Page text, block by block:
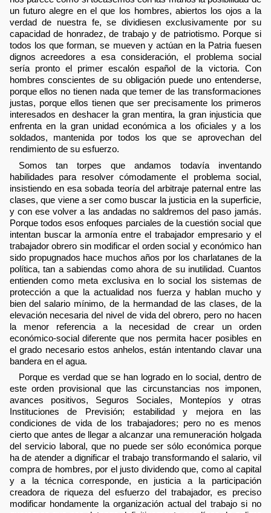
un futuro alegre en el que los hombres, abiertos los ojos a la
verdad de nuestra fe, se dividiesen exclusivamente por su
capacidad de honradez, de trabajo y de patriotismo. Porque si
todos los que forman, se mueven y actúan en la Patria fuesen
dignos acreedores a esa consideración, el problema social
sería pronto el primer escalón español de la victoria. Con
hombres conscientes de su obligación puede uno entenderse,
porque ellos no tienen nada que temer de las transformaciones
justas, porque ellos tienen que ser precisamente los primeros
interesados en deshacer la gran mentira, la gran injusticia que
enfrenta en la gran unidad económica a los oficiales y a los
soldados, mantenida por todos los que se aprovechan del
rendimiento de su esfuerzo.
Somos tan torpes que andamos todavía inventando
habilidades para resolver cómodamente el problema social,
insistiendo en esa sobada teoría del arbitraje paternal entre las
clases, que viene a ser como buscar la justicia en la superficie,
y con ese volver a las andadas no saldremos del paso jamás.
Porque todos esos enfoques parciales de la cuestión social que
intentan buscar la armonía entre el trabajador empresario y el
trabajador obrero sin modificar el orden social y económico han
sido propugnados hace muchos años por los charlatanes de la
política, tan a sabiendas como ahora de su inutilidad. Cuantos
entienden como meta exclusiva en lo social los sistemas de
protección a que la actualidad nos fuerza y hablan mucho y
bien del salario mínimo, de la hermandad de las clases, de la
elevación necesaria del nivel de vida del obrero, pero no hacen
la menor referencia a la necesidad de crear un orden
económico-social diferente que nos permita hacer posibles en
el grado necesario estos anhelos, están intentando clavar una
bandera en el agua.
Porque es verdad que se han logrado en lo social, dentro de
este orden provisional que las circunstancias nos imponen,
avances positivos, Seguros Sociales, Montepíos y otras
Instituciones de Previsión; estabilidad y mejora en las
condiciones de vida de los trabajadores; pero no es menos
cierto que antes de llegar a alcanzar una remuneración holgada
del servicio laboral, que no puede ser sólo económica porque
ha de atender a dignificar el trabajo transformando el salario, vil
compra de hombres, por el justo dividendo que, como al capital
y a la técnica corresponde, en justicia a la participación
creadora de riqueza del esfuerzo del trabajador, es preciso
modificar hondamente la organización actual del trabajo si no